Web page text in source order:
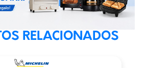
RELACIONADOS